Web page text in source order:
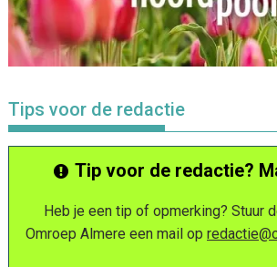
Tips voor de redactie
Tip voor de redactie?
Heb je een tip of opmerking? Stuur
Omroep Almere een mail op